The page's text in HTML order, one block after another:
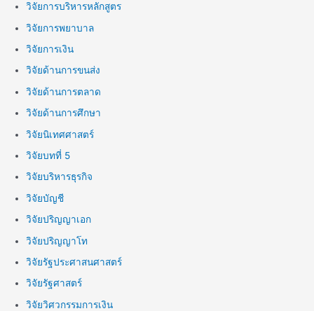
วิจัยการบริหารหลักสูตร
วิจัยการพยาบาล
วิจัยการเงิน
วิจัยด้านการขนส่ง
วิจัยด้านการตลาด
วิจัยด้านการศึกษา
วิจัยนิเทศศาสตร์
วิจัยบทที่ 5
วิจัยบริหารธุรกิจ
วิจัยบัญชี
วิจัยปริญญาเอก
วิจัยปริญญาโท
วิจัยรัฐประศาสนศาสตร์
วิจัยรัฐศาสตร์
วิจัยวิศวกรรมการเงิน